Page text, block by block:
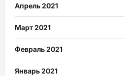
Апрель 2021
Март 2021
Февраль 2021
Январь 2021